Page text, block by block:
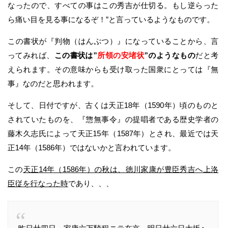
なったので、すべての事はこの秀吉が仕切る。もし逆らった
ら痛い目を見る事になるぞ！”と言っているようなものです。
この書状が『判物（はんぶつ）』になっていることから、言
ってみれば、 この書状は”所領の安堵状”のようなものだと考
えられます。その意味からも受け取った国衆にとっては『無
事』なのだと思われます。
そして、日付ですが、古くは天正18年（1590年）頃のものと
されていたものを、『惣無事令』の提唱者である歴史学者の
藤木久志氏によって天正15年（1587年）とされ、最近では天
正14年（1586年）ではないかと言われています。
この天正14年（1586年）の秋は、徳川家康が豊臣秀吉へ上洛
臣従を行なった時であり、、、